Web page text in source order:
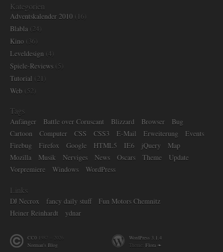
Kategorien
Adventskalender 2010 (16)
Blabla (24)
Kino (36)
Leveldesign (4)
Spiele-Reviews (5)
Tutorial (21)
Web (52)
Tags
Anfänger Battle over Coruscant Blizzard Browser
Bug
Cartoon
Computer CSS CSS3 E-Mail Erweiterung
Events
Firebug
Firefox Google HTML5 IE6 jQuery
Map
Mozilla
Musik Nerviges News Oscars Theme
Update
Vorpremiere
Windows WordPress
Links
DJ Necrox fancy daily stuff
Fun Motors Chemnitz
Heiner Reinhardt
ydnar
CC0 1987 – 2026
Norman's Blog
WordPress 3.1.4
Theme: Flora ❧